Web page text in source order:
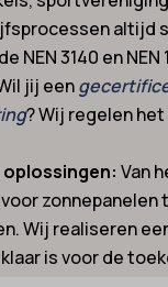
altijd
NEN 3140 en NEN
jij een
? Wij regelen
oplossingen: Van
zonnepanelen
Wij realiseren
is voor de